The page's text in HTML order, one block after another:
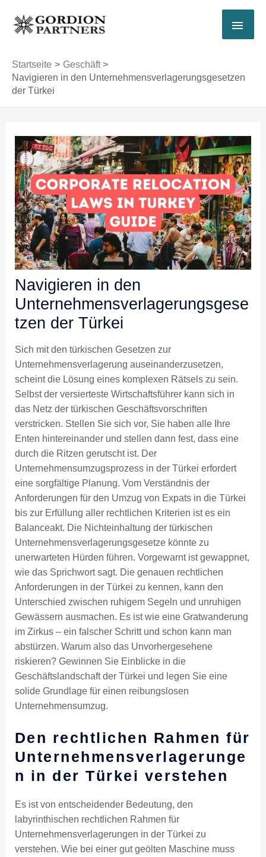
Inhalt
springen
Startseite
Geschäft
Navigieren in den Unternehmensverlagerungsgesetzen
der Türkei
Navigieren in den
Unternehmensverlagerungsgese
tzen der Türkei
Sich mit den türkischen Gesetzen zur
Unternehmensverlagerung auseinanderzusetzen,
scheint die Lösung eines komplexen Rätsels zu sein.
Selbst der versierteste Wirtschaftsführer kann sich in
das Netz der türkischen Geschäftsvorschriften
verstricken. Stellen Sie sich vor, Sie haben alle Ihre
Enten hintereinander und stellen dann fest, dass eine
durch die Ritzen gerutscht ist. Der
Unternehmensumzugsprozess in der Türkei erfordert
eine sorgfältige Planung. Vom Verständnis der
Anforderungen für den Umzug von Expats in die Türkei
bis zur Erfüllung aller rechtlichen Kriterien ist es ein
Balanceakt. Die Nichteinhaltung der türkischen
Unternehmensverlagerungsgesetze könnte zu
unerwarteten Hürden führen. Vorgewarnt ist gewappnet,
wie das Sprichwort sagt. Die genauen rechtlichen
Anforderungen in der Türkei zu kennen, kann den
Unterschied zwischen ruhigem Segeln und unruhigen
Gewässern ausmachen. Es ist wie eine Gratwanderung
im Zirkus – ein falscher Schritt und schon kann man
abstürzen. Warum also das Unvorhergesehene
riskieren? Gewinnen Sie Einblicke in die
Geschäftslandschaft der Türkei und legen Sie eine
solide Grundlage für einen reibungslosen
Unternehmensumzug.
Den rechtlichen Rahmen für
Unternehmensverlagerunge
n in der Türkei verstehen
Es ist von entscheidender Bedeutung, den
labyrinthischen rechtlichen Rahmen für
Unternehmensverlagerungen in der Türkei zu
verstehen. Wie bei einer gut geölten Maschine muss